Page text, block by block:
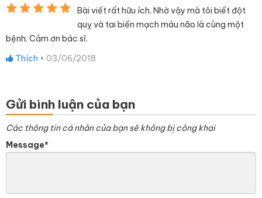
Bài viết rất hữu ích. Nhờ vậy mà tôi biết đột
quỵ và tai biến mạch máu não là cùng một
bệnh. Cảm ơn bác sĩ.
Thích • 03/06/2018
Gửi bình luận của bạn
Các thông tin cá nhân của bạn sẽ không bị công khai
Message*